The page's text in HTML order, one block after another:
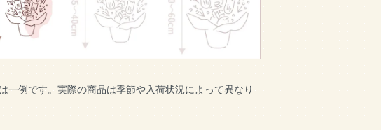
一例です。実際の商品は季節や入荷状況によって異なり